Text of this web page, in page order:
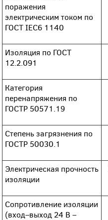
поражения
электрическим током по
ГОСТ IEC6 1140
Изоляция по ГОСТ
12.2.091
Категория
перенапряжения по
ГОСТР 50571.19
Степень загрязнения по
ГОСТР 50030.1
Электрическая прочность
изоляции
Сопротивление изоляции
(вход–выход 24 В –